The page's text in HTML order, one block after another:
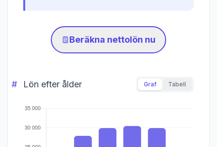
Beräkna nettolön nu
Lön efter ålder Graf Tabell